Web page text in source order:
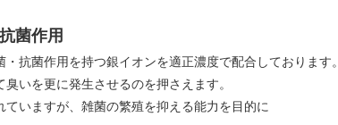
菌作用
抗菌作用を持つ銀イオンを適正濃度で配合しております。
いを更に発生させるのを押さえます。
いますが、雑菌の繁殖を抑える能力を目的に